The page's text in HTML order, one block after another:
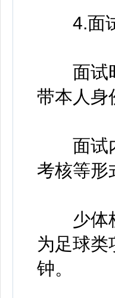
4.面
面试时
带本人身
面试内
考核等形
少体校
为足球类
钟。